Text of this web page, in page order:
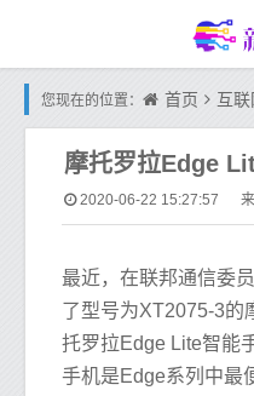
您现在的位置： 首页 互联
摩托罗拉Edge
2020-06-22 15:27:57 来
最近，在联邦通信委
了型号为XT2075-3的
托罗拉Edge Lite智能
手机是Edge系列中最